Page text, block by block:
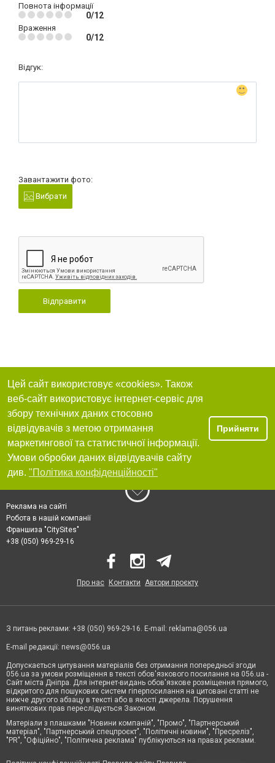
Повнота інформації
0/12
Враження
0/12
Відгук:
Завантажити фото:
Вибрати
Відправити
Цей сайт використовує «cookies». Також
веб-сайт використовує інтернет-сервіс для
збору технічних даних стосовно
відвідувачів з метою отримання
маркетингової та статистичної інформації.
Умови обробки даних відвідувачів сайту
див. "Політика конфіденційності"
Прийняти
Реклама на сайті
Робота в нашій компанії
Франшиза "CitySites"
+38 (050) 969-29-16
Про нас Контакти Автори проєкту
З питань реклами: +38 (050) 969-29-16. E-mail: reklama@056.ua
E-mail редакції: news@056.ua
Допускається цитування матеріалів без отримання попередньої згоди
056.ua за умови розміщення в тексті обов'язкового посилання на 056.ua -
Сайт міста Дніпра. Для інтернет-видань обов'язкове розміщення прямого,
відкритого для пошукових систем гіперпосилання на цитовані статті не
нижче другого абзацу в тексті або в якості джерела. Порушення
виняткових прав переслідується Законом.
Матеріали з плашками "Новини компаній", "Промо", "Партнерський
матеріал", "Партнерський спецпроєкт", "Політичні новини", "Пресреліз",
"PR", "Офіційно", "Політична реклама" публікуються на правах реклами.